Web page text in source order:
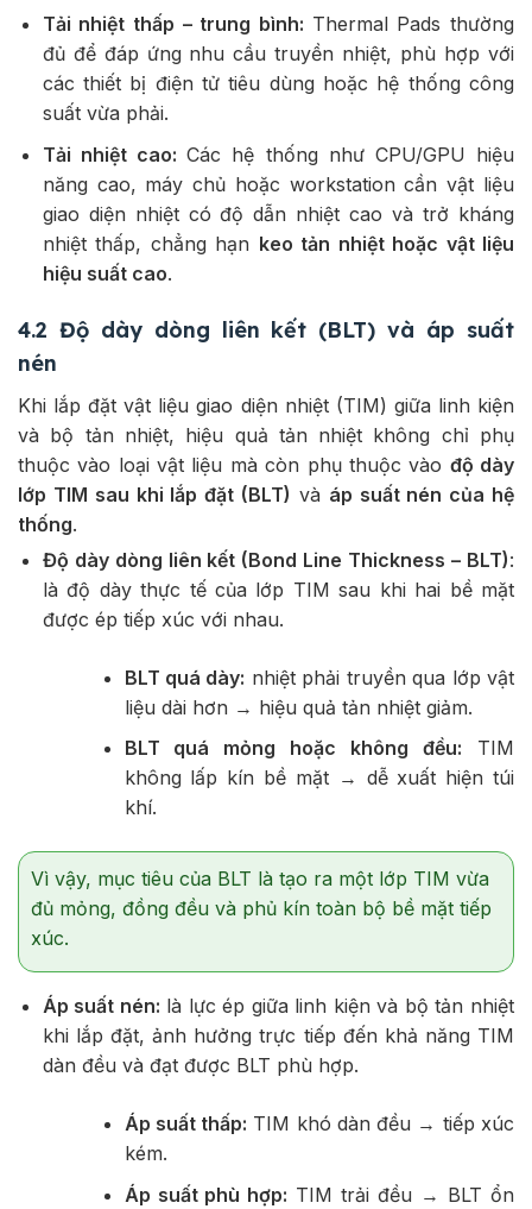
Tải nhiệt thấp – trung bình: Thermal Pads thường
đủ để đáp ứng nhu cầu truyền nhiệt, phù hợp với
các thiết bị điện tử tiêu dùng hoặc hệ thống công
suất vừa phải.
Tải nhiệt cao:Các hệ thống như CPU/GPU hiệu
năng cao, máy chủ hoặc workstation cần vật liệu
giao diện nhiệt có độ dẫn nhiệt cao và trở kháng
nhiệt thấp, chẳng hạn keo tản nhiệt hoặc vật liệu
hiệu suất cao.
4.2 Độ dày dòng liên kết (BLT) và áp suất
nén
Khi lắp đặt vật liệu giao diện nhiệt (TIM) giữa linh kiện
và bộ tản nhiệt, hiệu quả tản nhiệt không chỉ phụ
thuộc vào loại vật liệu mà còn phụ thuộc vào độ dày
lớp TIM sau khi lắp đặt (BLT) và áp suất nén của hệ
thống.
Độ dày dòng liên kết (Bond Line Thickness – BLT):
là độ dày thực tế của lớp TIM sau khi hai bề mặt
được ép tiếp xúc với nhau.
BLT quá dày: nhiệt phải truyền qua lớp vật
liệu dài hơn → hiệu quả tản nhiệt giảm.
BLT quá mỏng hoặc không đều: TIM
không lấp kín bề mặt → dễ xuất hiện túi
khí.
Vì vậy, mục tiêu của BLT là tạo ra một lớp TIM vừa
đủ mỏng, đồng đều và phủ kín toàn bộ bề mặt tiếp
xúc.
Áp suất nén: là lực ép giữa linh kiện và bộ tản nhiệt
khi lắp đặt, ảnh hưởng trực tiếp đến khả năng TIM
dàn đều và đạt được BLT phù hợp.
Áp suất thấp: TIM khó dàn đều → tiếp xúc
kém.
Áp suất phù hợp: TIM trải đều → BLT ổn